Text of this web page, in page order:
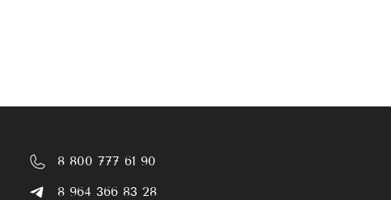
8 800 777 61 90
8 964 366 83 28